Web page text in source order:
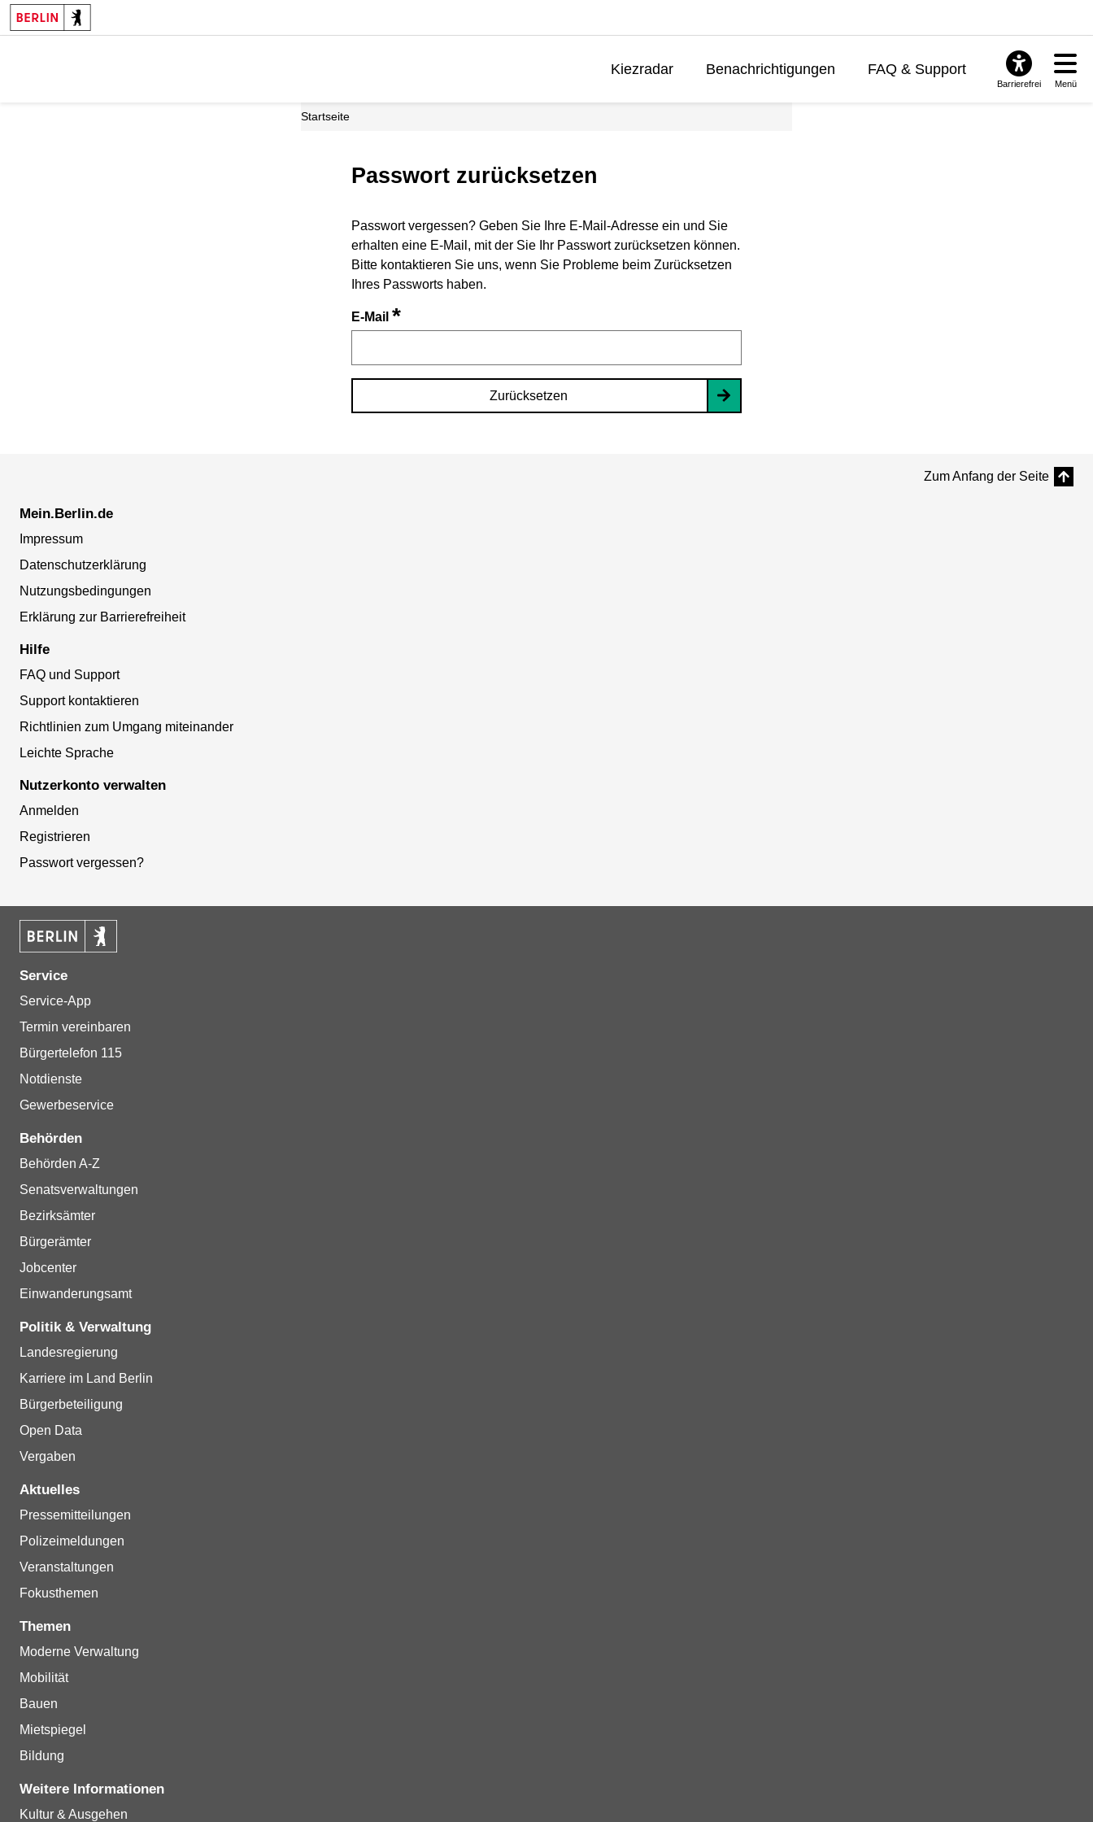
Kiezradar Benachrichtigungen FAQ & Support
Barrierefrei Menü
Startseite
Passwort zurücksetzen
Passwort vergessen? Geben Sie Ihre E-Mail-Adresse ein und Sie
erhalten eine E-Mail, mit der Sie Ihr Passwort zurücksetzen können.
Bitte kontaktieren Sie uns, wenn Sie Probleme beim Zurücksetzen
Ihres Passworts haben.
E-Mail *
Zurücksetzen
Zum Anfang der Seite
Mein.Berlin.de
Impressum
Datenschutzerklärung
Nutzungsbedingungen
Erklärung zur Barrierefreiheit
Hilfe
FAQ und Support
Support kontaktieren
Richtlinien zum Umgang miteinander
Leichte Sprache
Nutzerkonto verwalten
Anmelden
Registrieren
Passwort vergessen?
Service
Service-App
Termin vereinbaren
Bürgertelefon 115
Notdienste
Gewerbeservice
Behörden
Behörden A-Z
Senatsverwaltungen
Bezirksämter
Bürgerämter
Jobcenter
Einwanderungsamt
Politik & Verwaltung
Landesregierung
Karriere im Land Berlin
Bürgerbeteiligung
Open Data
Vergaben
Aktuelles
Pressemitteilungen
Polizeimeldungen
Veranstaltungen
Fokusthemen
Themen
Moderne Verwaltung
Mobilität
Bauen
Mietspiegel
Bildung
Weitere Informationen
Kultur & Ausgehen